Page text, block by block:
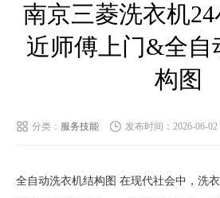
南京三菱洗衣机
近师傅上门&全自
构图
分类： 服务技能 发布时间：2026-06-02
全自动洗衣机结构图 在现代社会中，洗